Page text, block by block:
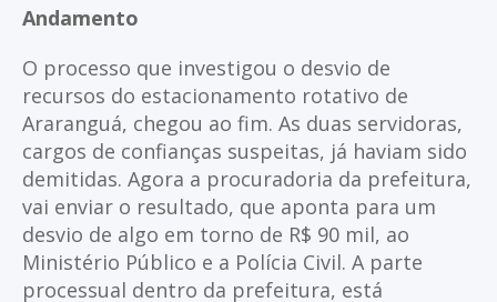
Andamento
O processo que investigou o desvio de
recursos do estacionamento rotativo de
Araranguá, chegou ao fim. As duas servidoras,
cargos de confianças suspeitas, já haviam sido
demitidas. Agora a procuradoria da prefeitura,
vai enviar o resultado, que aponta para um
desvio de algo em torno de R$ 90 mil, ao
Ministério Público e a Polícia Civil. A parte
processual dentro da prefeitura, está